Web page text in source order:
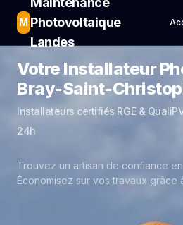
M Photovoltaique
Landes
Votre Installateur
Bray-Saint-
Installateurs certifiés RGE &
24h
Trouvez un artisan de confiance
Économisez sur vos travaux grâce